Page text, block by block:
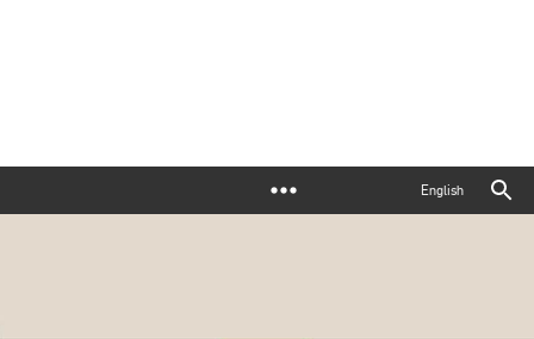
English